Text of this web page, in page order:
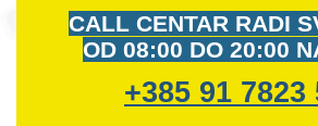
CALL CENTAR RADI
OD 08:00 DO 20:00
+385 91 7823